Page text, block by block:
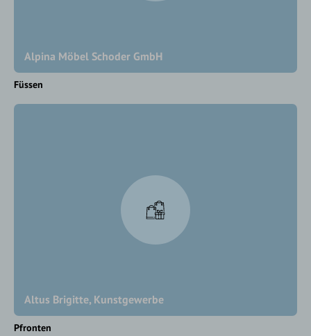
Alpina Möbel Schoder GmbH
Füssen
Altus Brigitte, Kunstgewerbe
Pfronten